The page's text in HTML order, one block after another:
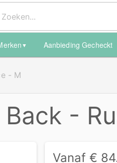
▼ Aanbieding Gecheckt
- M
-
Vanaf €